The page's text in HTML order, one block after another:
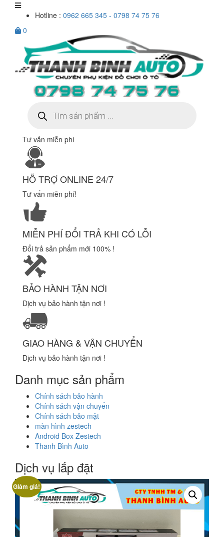
Hotline : 0962 665 345 - 0798 74 75 76
0
kiếm
sản
Tư vấn miễn phí
HỖ TRỢ ONLINE 24/7
Tư vấn miễn phí!
MIỄN PHÍ ĐỔI TRẢ KHI CÓ LỖI
Đổi trả sản phẩm mới 100% !
BẢO HÀNH TẬN NƠI
Dịch vụ bảo hành tận nơi !
GIAO HÀNG & VẬN CHUYỂN
Dịch vụ bảo hành tận nơi !
Danh mục sản phẩm
Chính sách bảo hành
Chính sách vận chuyển
Chính sách bảo mật
màn hình zestech
Android Box Zestech
Thanh Bình Auto
Dịch vụ lắp đặt
Giảm giá!